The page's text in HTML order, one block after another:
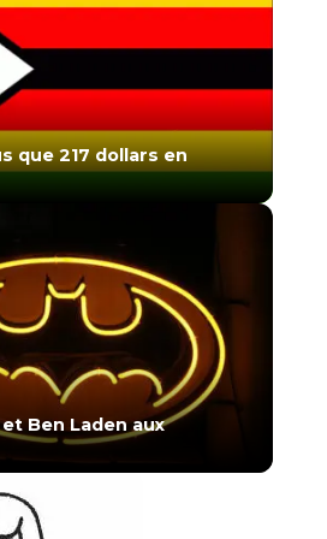
que 217 dollars en
Ben Laden aux